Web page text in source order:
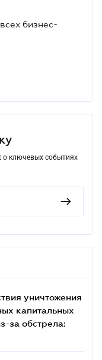
бизнес-
о ключевых событиях
уничтожения
капитальных
за обстрела: